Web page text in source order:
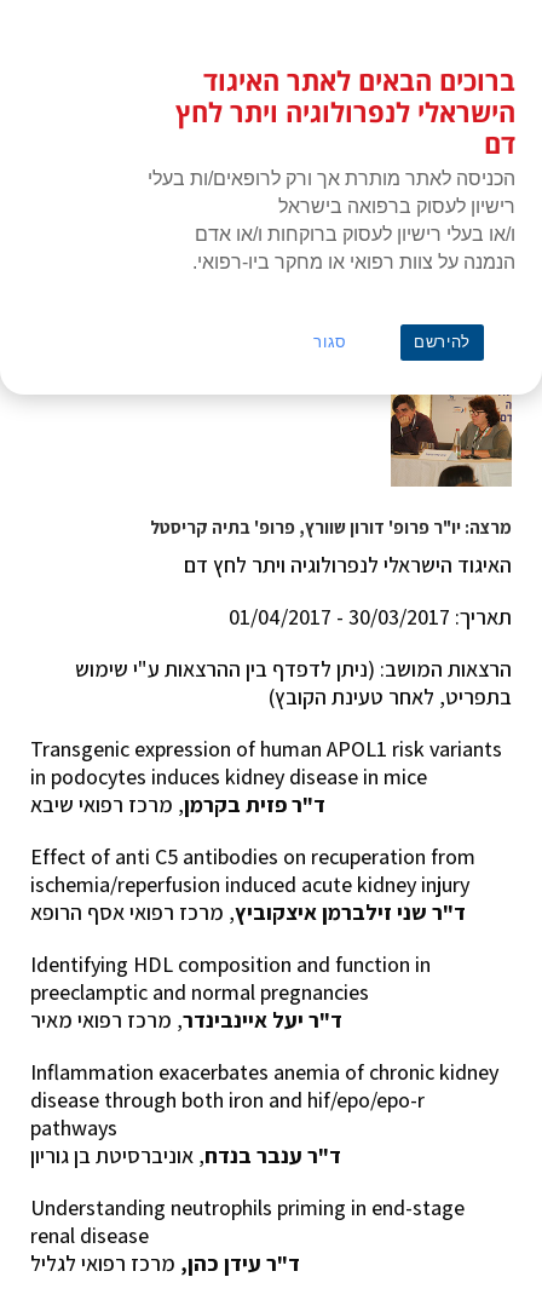
האיגוד הישראלי לנפרולוגיה ויתר
לחץ דם
מושב שני יום שישי – מדעי יסוד
מושב שני יום שישי – מדעי יסוד
מרצה: יו"ר פרופ' דורון שוורץ, פרופ' בתיה קריסטל
האיגוד הישראלי לנפרולוגיה ויתר לחץ דם
תאריך: 30/03/2017 - 01/04/2017
הרצאות המושב: (ניתן לדפדף בין ההרצאות ע"י שימוש
בתפריט, לאחר טעינת הקובץ)
Transgenic expression of human APOL1 risk variants
in podocytes induces kidney disease in mice
ד"ר פזית בקרמן, מרכז רפואי שיבא
Effect of anti C5 antibodies on recuperation from
ischemia/reperfusion induced acute kidney injury
ד"ר שני זילברמן איצקוביץ, מרכז רפואי אסף הרופא
Identifying HDL composition and function in
preeclamptic and normal pregnancies
ד"ר יעל איינבינדר, מרכז רפואי מאיר
Inflammation exacerbates anemia of chronic kidney
disease through both iron and hif/epo/epo-r
pathways
ד"ר ענבר בנדח, אוניברסיטת בן גוריון
Understanding neutrophils priming in end-stage
renal disease
ד"ר עידן כהן, מרכז רפואי לגליל
ברוכים הבאים לאתר האיגוד
הישראלי לנפרולוגיה ויתר לחץ
דם
הכניסה לאתר מותרת אך ורק לרופאים/ות בעלי
רישיון לעסוק ברפואה בישראל
ו/או בעלי רישיון לעסוק ברוקחות ו/או אדם
הנמנה על צוות רפואי או מחקר ביו-רפואי.
להירשם סגור